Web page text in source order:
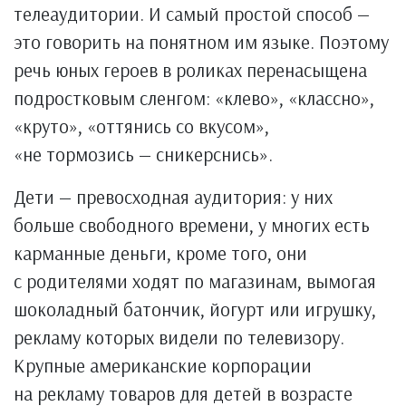
телеаудитории. И самый простой способ —
это говорить на понятном им языке. Поэтому
речь юных героев в роликах перенасыщена
подростковым сленгом: «клево», «классно»,
«круто», «оттянись со вкусом»,
«не тормозись — сникерснись».
Дети — превосходная аудитория: у них
больше свободного времени, у многих есть
карманные деньги, кроме того, они
с родителями ходят по магазинам, вымогая
шоколадный батончик, йогурт или игрушку,
рекламу которых видели по телевизору.
Крупные американские корпорации
на рекламу товаров для детей в возрасте